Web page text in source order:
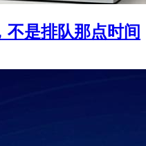
不是排队那点时间